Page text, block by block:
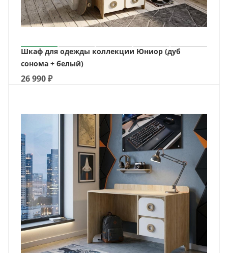
Шкаф для одежды коллекции Юниор (дуб
сонома + белый)
26 990₽